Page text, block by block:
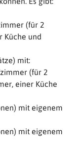
(für 2
Küche und
mit:
(für 2
einer Küche
mit eigenem
mit eigenem